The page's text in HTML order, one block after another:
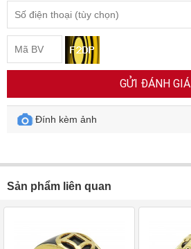
GỬI ĐÁNH GIÁ
Đính kèm ảnh
Sản phẩm liên quan